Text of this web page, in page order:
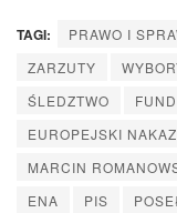
TAGI: PRAWO I
ZARZUTY
ŚLEDZTWO
EUROPEJSKI
MARCIN
ENA
PIS